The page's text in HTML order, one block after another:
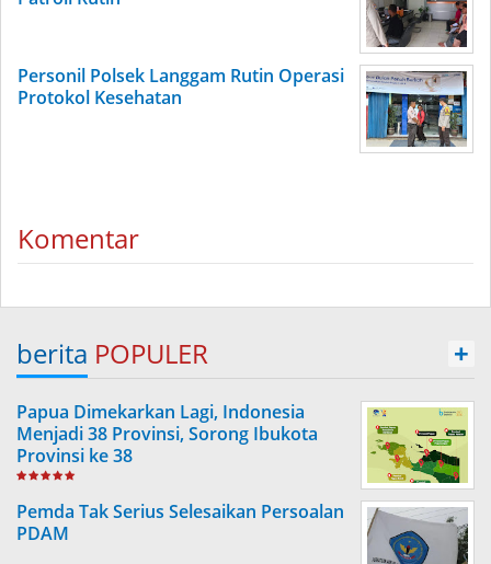
Personil Polsek Langgam Rutin Operasi
Protokol Kesehatan
Komentar
berita POPULER +
Papua Dimekarkan Lagi, Indonesia
Menjadi 38 Provinsi, Sorong Ibukota
Provinsi ke 38
Pemda Tak Serius Selesaikan Persoalan
PDAM